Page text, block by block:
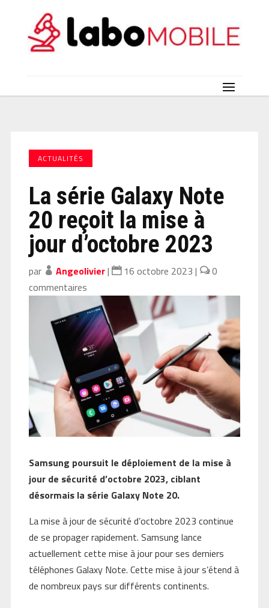
ACTUALITÉS
La série Galaxy Note
20 reçoit la mise à
jour d’octobre 2023
par Angeolivier| 16 octobre 2023 |
0
commentaires
Samsung poursuit le déploiement de la mise à
jour de sécurité d’octobre 2023, ciblant
désormais la série Galaxy Note 20.
La mise à jour de sécurité d’octobre 2023 continue
de se propager rapidement. Samsung lance
actuellement cette mise à jour pour ses derniers
téléphones Galaxy Note. Cette mise à jour s’étend à
de nombreux pays sur différents continents.